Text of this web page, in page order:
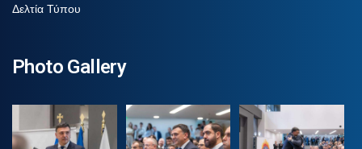
Δελτία Τύπου
Photo Gallery